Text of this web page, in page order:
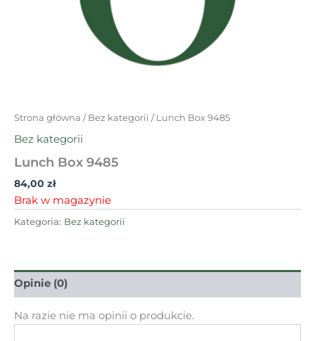
Strona główna /Bez kategorii / Lunch Box 9485
Bez kategorii
Lunch Box 9485
84,00 zł
Brak w magazynie
Kategoria: Bez kategorii
Opinie (0)
Na razie nie ma opinii o produkcie.